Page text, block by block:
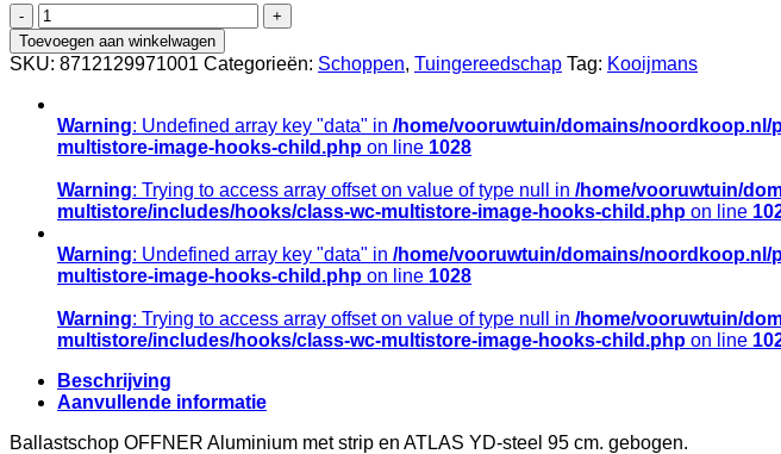
Ballastschop
OFFNER
gehard
aluminium,
zonder
strip,
met
ATLAS
PD-
steel
95cm
aantal
Toevoegen aan winkelwagen
SKU: 8712129971001 Categorieën: Schoppen, Tuingereedschap Tag: Kooijmans
Warning: Undefined array key "data" in /home/vooruwtuin/domains/
multistore-image-hooks-child.php on line 1028
Warning: Trying to access array offset on value of type null in /home/vooruwtuin/
multistore/includes/hooks/class-wc-multistore-image-hooks-child.php on line
Warning: Undefined array key "data" in /home/vooruwtuin/domains/
multistore-image-hooks-child.php on line 1028
Warning: Trying to access array offset on value of type null in /home/vooruwtuin/
multistore/includes/hooks/class-wc-multistore-image-hooks-child.php on line
Beschrijving
Aanvullende informatie
Ballastschop OFFNER Aluminium met strip en ATLAS YD-steel 95 cm. gebogen.